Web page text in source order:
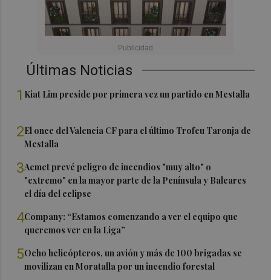
Últimas Noticias
1 Kiat Lim preside por primera vez un partido en Mestalla
2El once del Valencia CF para el último Trofeu Taronja de
Mestalla
3Aemet prevé peligro de incendios "muy alto" o
"extremo" en la mayor parte de la Península y Baleares
el día del eclipse
4Company: “Estamos comenzando a ver el equipo que
queremos ver en la Liga”
5Ocho helicópteros, un avión y más de 100 brigadas se
movilizan en Moratalla por un incendio forestal